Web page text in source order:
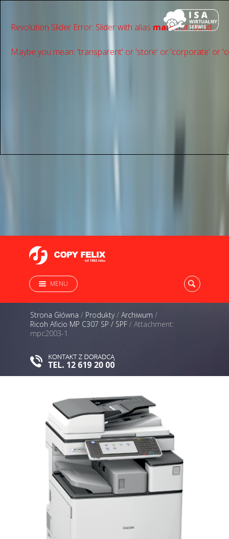
Revolution Slider Error: Slider with alias mainnot found.
Maybe you mean: 'transparent' or 'store' or 'сorporate' or
MENU
Strona Główna / Produkty/ Archiwum /
Ricoh Aficio MP C307 SP / SPF / Attachment:
mpc2003-1